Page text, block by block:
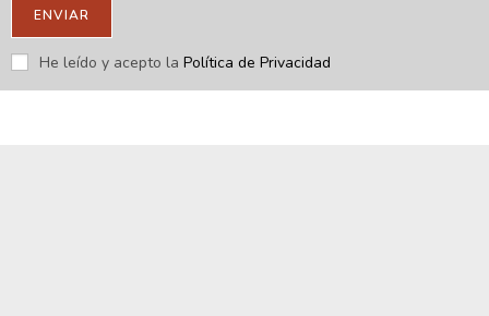
ENVIAR
He leído y acepto la Política de Privacidad